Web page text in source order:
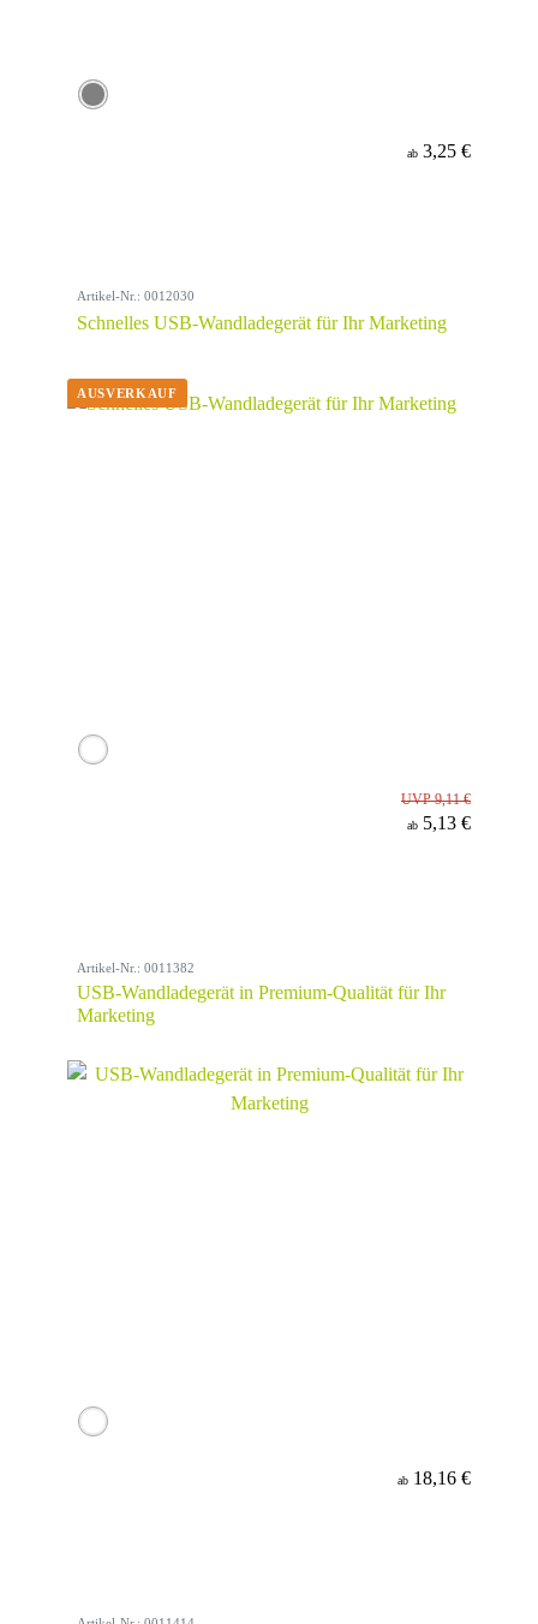
ab 3,25 €
Artikel-Nr.: 0012030
Schnelles USB-Wandladegerät für Ihr Marketing
UVP 9,11 €
ab 5,13 €
Artikel-Nr.: 0011382
USB-Wandladegerät in Premium-Qualität für Ihr
Marketing
ab 18,16 €